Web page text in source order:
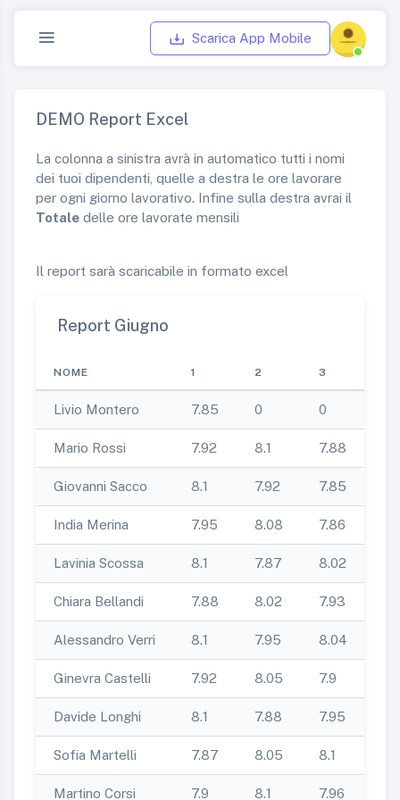
Scarica App Mobile
DEMO Report Excel
La colonna a sinistra avrà in automatico tutti i nomi
dei tuoi dipendenti, quelle a destra le ore lavorare
per ogni giorno lavorativo. Infine sulla destra avrai il
Totale delle ore lavorate mensili
Il report sarà scaricabile in formato excel
Report Giugno
NOME 1 2 3
Livio Montero 7.85 0 0
Mario Rossi 7.92 8.1 7.88
Giovanni Sacco 8.1 7.92 7.85
India Merina 7.95 8.08 7.86
Lavinia Scossa 8.1 7.87 8.02
Chiara Bellandi 7.88 8.02 7.93
Alessandro Verri 8.1 7.95 8.04
Ginevra Castelli 7.92 8.05 7.9
Davide Longhi 8.1 7.88 7.95
Sofia Martelli 7.87 8.05 8.1
Martino Corsi 7.9 8.1 7.96